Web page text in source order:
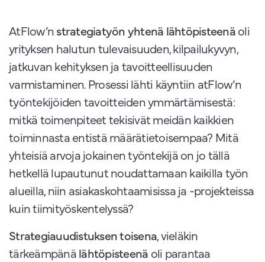
AtFlow’nstrategiatyön yhtenä lähtöpisteenäoli
yrityksen halutun tulevaisuuden, kilpailukyvyn,
jatkuvan kehityksen ja tavoitteellisuuden
varmistaminen. Prosessi lähti käyntiin atFlow’n
työntekijöiden tavoitteiden ymmärtämisestä:
mitkä toimenpiteet tekisivät meidän kaikkien
toiminnasta entistä määrätietoisempaa? Mitä
yhteisiä arvoja jokainen työntekijä on jo tällä
hetkellä lupautunut noudattamaan kaikilla työn
alueilla, niin asiakaskohtaamisissa ja -projekteissa
kuin tiimityöskentelyssä?
Strategiauudistuksen toisena, vieläkin
tärkeämpänälähtöpisteenä oli parantaa